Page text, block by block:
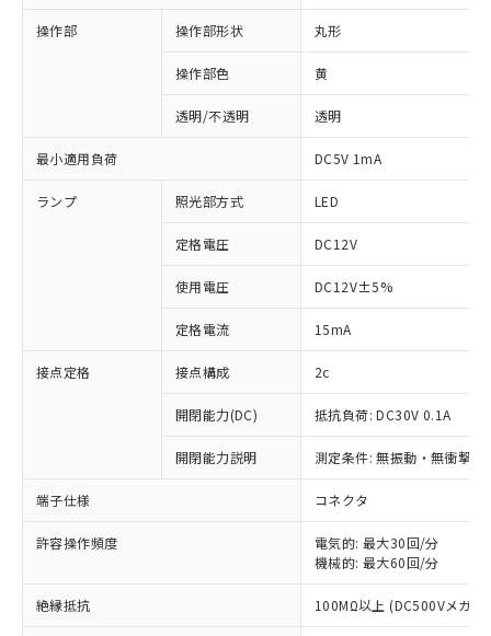
操作部 操作部形状 丸形
操作部色 黄
透明/不透明 透明
最小適用負荷 DC5V 1mA
ランプ 照光部方式 LED
定格電圧 DC12V
使用電圧 DC12V±5%
定格電流 15mA
接点定格 接点構成 2c
開閉能力(DC) 抵抗負荷: DC30V 0.1A
開閉能力説明 測定条件: 無振動・無衝撃
端子仕様 コネクタ
許容操作頻度
電気的: 最大30回/分
機械的: 最大60回/分
絶縁抵抗 100MΩ以上 (DC500Vメガ)
ご利用条件
対応済み：EU RoHS指令（10物質）の
非含有に対応した製品が提供可能な商品で
対応予定：EU RoHS指令（10物質）の非含
有に対応した製品に切り替える予定のある